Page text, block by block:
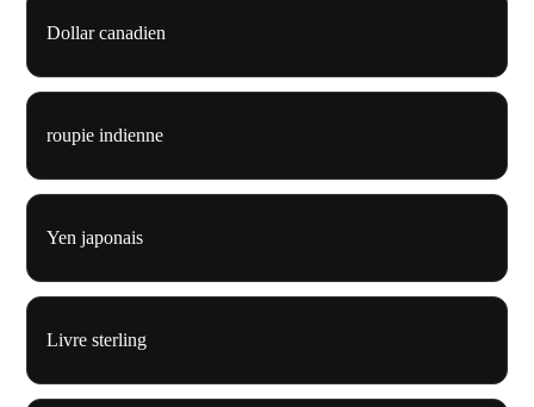
Dollar canadien
roupie indienne
Yen japonais
Livre sterling